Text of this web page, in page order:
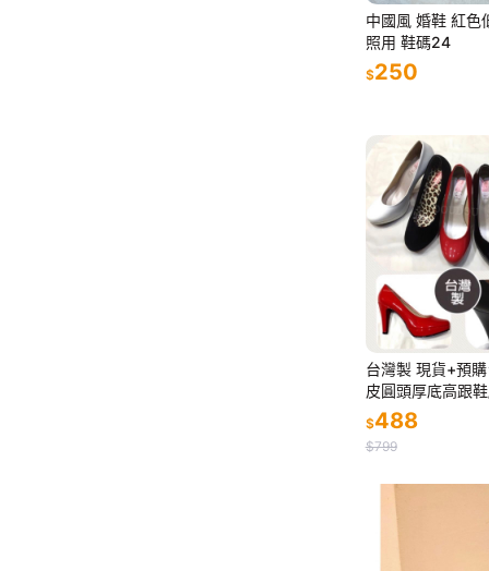
中國風 婚鞋 紅色
照用 鞋碼24
$250
台灣製 現貨+預
皮圓頭厚底高跟鞋/婚
婚宴鞋 OL款☆
$488
$799